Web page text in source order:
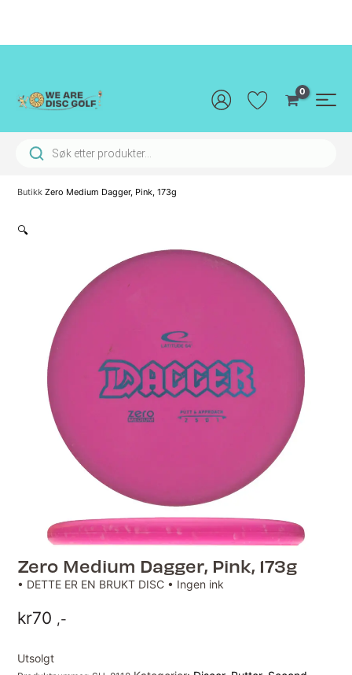
innholdet
Products search
Butikk Zero Medium Dagger, Pink, 173g
🔍
Zero Medium Dagger, Pink, 173g
• DETTE ER EN BRUKT DISC • Ingen ink
kr70 ,-
Utsolgt